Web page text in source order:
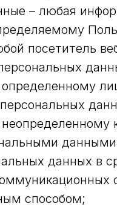
– любая
посетитель
персональных
данных в
способом;